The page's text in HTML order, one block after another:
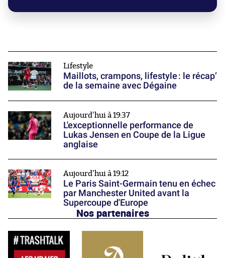
Lifestyle
Maillots, crampons, lifestyle : le récap’
de la semaine avec Dégaine
Aujourd'hui à 19:37
L'exceptionnelle performance de
Lukas Jensen en Coupe de la Ligue
anglaise
Aujourd'hui à 19:12
Le Paris Saint-Germain tenu en échec
par Manchester United avant la
Supercoupe d'Europe
Nos partenaires